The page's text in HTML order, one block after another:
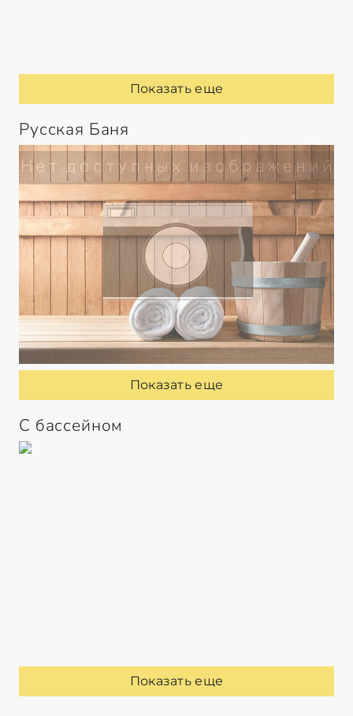
Показать еще
Русская Баня
Показать еще
С бассейном
Показать еще